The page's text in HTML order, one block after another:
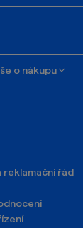
o nákupu
reklamační řád